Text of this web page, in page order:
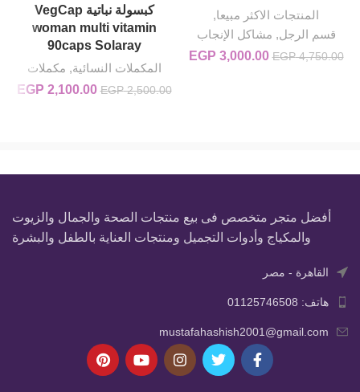
المنتجات الاكثر مبيعا,
قسم الرجل, مشاكل الإنجاب
EGP4,750.00 السعر الأصلي هو: EGP 4,750.00.
EGP 3,000.00 السعر الحالي هو: EGP 3,000.00.
كبسولة نباتية VegCap
woman multi vitamin
90caps Solaray
المكملات النسائية, مكملات
EGP2,500.00
السعر الأصلي
EGP 2,100.00
أفضل متجر متخصص فى بيع منتجات الصحة والجمال والزيوت
والمكياج وأدوات التجميل ومنتجات العناية بالطفل والبشرة
القاهرة - مصر
هاتف: 01125746508
mustafahashish2001@gmail.com